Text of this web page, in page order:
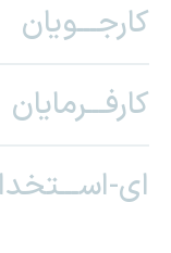
کارجـــویان
کارفـــرمایان
ای-